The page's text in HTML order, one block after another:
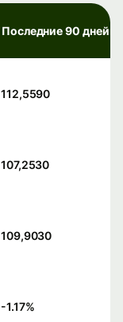
Последние 90 дней
112,5590
107,2530
109,9030
-1.17%